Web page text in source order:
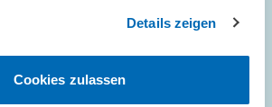
Details zeigen
Cookies zulassen